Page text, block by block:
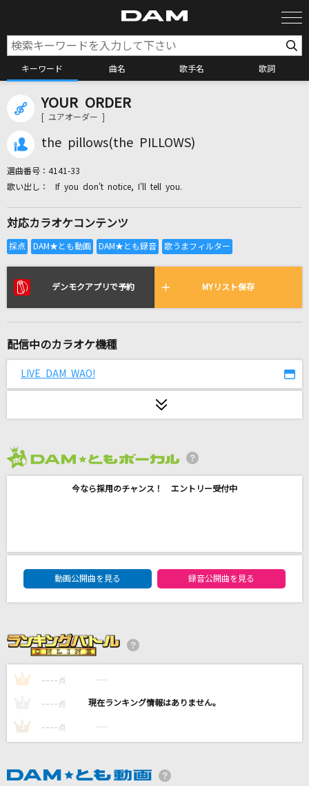
キーワード 曲名 歌手名 歌詞
カラオケ検索
カラオケ店舗検索
全国りれき
リアルタイムで歌われている曲の一覧
[生音]君がいるだけで
オールセーブチャレンジ
HELLO -JP Ver.-
阿部真央
10月無口な君を忘れる
真実の扉
YOUR ORDER
[ ユアオーダー ]
the pillows(the PILLOWS)
選曲番号： 4141-33
If you don't notice, I'll tell you.
対応カラオケコンテンツ
デンモクアプリで予約 MYリスト保存
配信中のカラオケ機種
LIVE DAM WAO!
今なら採用のチャンス！ エントリー受付中
DAM★ともボーカルエントリーランキング
動画公開曲を見る
録音公開曲を見る
1 ---- 点 ----
---- 点 ----
3 ---- 点 ----